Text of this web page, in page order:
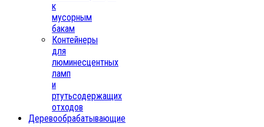
к
мусорным
бакам
Контейнеры
для
люминесцентных
ламп
и
ртутьсодержащих
отходов
Деревообрабатывающие